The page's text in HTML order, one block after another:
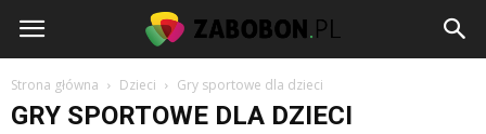
www.zabobon.pl
Strona główna Dzieci Gry sportowe dla dzieci
GRY SPORTOWE DLA DZIECI